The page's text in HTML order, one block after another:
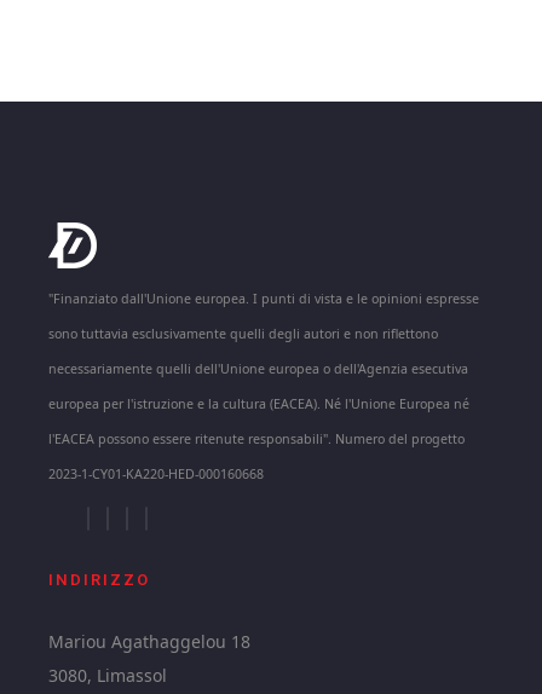
"Finanziato dall'Unione europea. I punti di vista e le opinioni espresse
sono tuttavia esclusivamente quelli degli autori e non riflettono
necessariamente quelli dell'Unione europea o dell'Agenzia esecutiva
europea per l'istruzione e la cultura (EACEA). Né l'Unione Europea né
l'EACEA possono essere ritenute responsabili". Numero del progetto
2023-1-CY01-KA220-HED-000160668
INDIRIZZO
Mariou Agathaggelou 18
3080, Limassol